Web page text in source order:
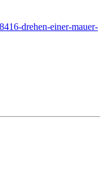
drehen-einer-mauer-